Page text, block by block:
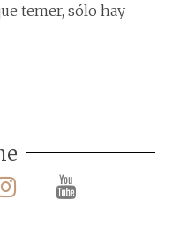
temer, sólo hay